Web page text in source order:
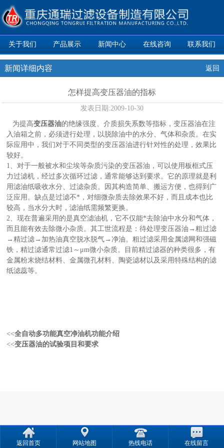
关于我们 产品展示 新闻中心 在线咨询 联系我们
新闻详细内容 返回
怎样提高变压器油的指标
发表日期:2009-10-30
为提高变压器油的绝缘强度、介质损失系数等指标，变压器油在注
入油箱之前，必须进行处理，以脱除油中的水分、气体和杂质。在实
际应用中，我们对于不同类型的变压器油进行针对性的处理，效果比
较好。
1、对于一般被水和尘埃等杂质污染的变压器油，可以使用板框式压
力过滤机，经过多次循环过滤，通常能够达到要求。它的原理就是利
用滤油纸吸收水分、过滤杂质。因其构造简单、搬运方便，也得到广
泛应用。缺点是过滤不*，对细微杂质去除效果不好，而且成本也比
较高，当水分大时，滤油纸需频繁更换。
2、现在普遍采用的是真空滤油机，它不仅能*去除油中水分和气体，
而且能有效去除微小杂质。其工世流程是：待处理变压器油→粗过滤
→精过滤→加热油真空脱水脱气→净油。粗过滤采用金属滤网和强磁
铁，精过滤通常过滤1～μm微小杂质。目前精过滤器的种类很多，有
金属粉末烧结材料、金属微孔材料、陶瓷滤材以及采用特殊结构的滤
纸滤蕊等。
<<全自动多功能真空净油机功能介绍
<<变压器油的试验项目和要求
返回首页 网站地图 热线电话 在线留言